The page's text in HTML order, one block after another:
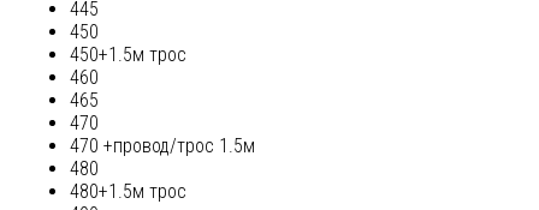
445
450
450+1.5м трос
460
465
470
470 +провод/трос 1.5м
480
480+1.5м трос